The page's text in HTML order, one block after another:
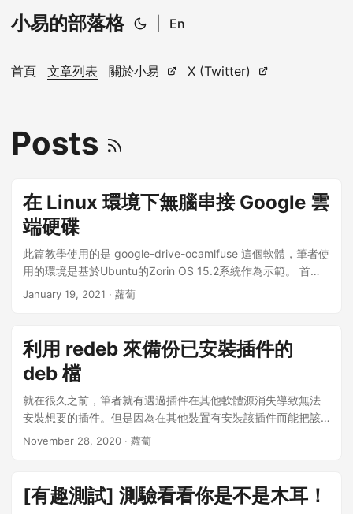
小易的部落格 En
首頁 文章列表 關於小易 X (Twitter)
Posts
在 Linux 環境下無腦串接 Google 雲
端硬碟
此篇教學使用的是 google-drive-ocamlfuse 這個軟體，筆者使
用的環境是基於Ubuntu的Zorin OS 15.2系統作為示範。 首先
需要先加入軟體源，請在終端機輸入（可以直接把這一串直接
google-drive-ocamlfuse 註：安裝過程可能需要輸入密碼，有
些Linux發行版看不到輸入的密碼，打完按下Return就會繼續 安
裝完成後，請在終端機輸入這個指令來啟動掛載的程式
google-drive-ocamlfuse 第一次運行的時候它會跳出瀏覽器視
窗給用戶登入並選擇帳號，要求權限時請選擇同意。 成功之後
會會跳轉到這個頁面（如下圖），並且在終端機看到這個訊
息： Access token retrieved correctly. 接下來請輸入這串指
google-drive-ocamlfuse ~/GoogleDrive 掛載的位置會在
January 19, 2021 · 蘿蔔
利用 redeb 來備份已安裝插件的
deb 檔
就在很久之前，筆者就有遇過插件在其他軟體源消失導致無法
安裝想要的插件。但是因為在其他裝置有安裝該插件而能把該
插件deb檔備份出來並安裝在我想要安裝該插件的裝置裡，在此
打包備份插件（軟體源：https://wiety.github.io/cydia/ ）
OpenSSH - 讓電腦可以ssh進去裝置裡並下指令 FileZilla -
November 28, 2020 · 蘿蔔
[有趣測試] 測驗看看你是不是木耳！